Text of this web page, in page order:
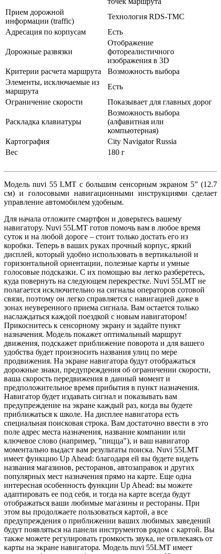
Прием дорожной
информации (traffic)
Технология RDS-TMC
Адресация по корпусам
Есть
Дорожные развязки
Отображение
фотореалистичного
изображения в 3D
Критерии расчета маршрута
Возможность выбора
Элементы, исключаемые из
маршрута
Есть
Ограничение скорости
Показывает для главных дорог
Раскладка клавиатуры
Возможность выбора
(алфавитная или
компьютерная)
Картография
City Navigator Russia
Вес
180 г
Модель nuvi 55 LMT с большим сенсорным экраном 5” (12.7
см) и голосовыми навигационными инструкциями сделает
управление автомобилем удобным.
Для начала отложите смартфон и доверьтесь вашему
навигатору. Nuvi 55LMT готов помочь вам в любое время
суток и на любой дороге – стоит только достать его из
коробки. Теперь в ваших руках прочный корпус, яркий
дисплей, который удобно использовать в вертикальной и
горизонтальной ориентации, полезные карты и умные
голосовые подсказки. С их помощью вы легко разберетесь,
куда повернуть на следующем перекрестке. Nuvi 55LMT не
полагается исключительно на сигналы операторов сотовой
связи, поэтому он легко справляется с навигацией даже в
зонах неуверенного приема сигнала. Вам остается только
наслаждаться каждой поездкой с новым навигатором!
Прикоснитесь к сенсорному экрану и задайте пункт
назначения. Модель покажет оптимальный маршрут
движения, подскажет приближение поворота и для вашего
удобства будет произносить названия улиц по мере
продвижения. На экране навигатора будут отображаться
дорожные знаки, предупреждения об ограничении скорости,
ваша скорость передвижения в данный момент и
предположительное время прибытия в пункт назначения.
Навигатор будет издавать сигнал и показывать вам
предупреждение на экране каждый раз, когда вы будете
приближаться к школе. На дисплее навигатора есть
специальная поисковая строка. Вам достаточно ввести в это
поле адрес места назначения, название компании или
ключевое слово (например, "пицца"), и ваш навигатор
моментально выдаст вам результаты поиска. Nuvi 55LMT
имеет функцию Up Ahead: благодаря ей вы будете видеть
названия магазинов, ресторанов, автозаправок и других
популярных мест назначения прямо на карте. Еще одна
интересная особенность функции Up Ahead: вы можете
адаптировать ее под себя, и тогда на карте всегда будут
отображаться ваши любимые магазины и рестораны. При
этом вы продолжаете пользоваться картой, а все
предупреждения о приближении ваших любимых заведений
будут появляться на панели инструментов рядом с картой. Вы
также можете регулировать громкость звука, не отвлекаясь от
карты на экране навигатора. Модель nuvi 55LMT имеет